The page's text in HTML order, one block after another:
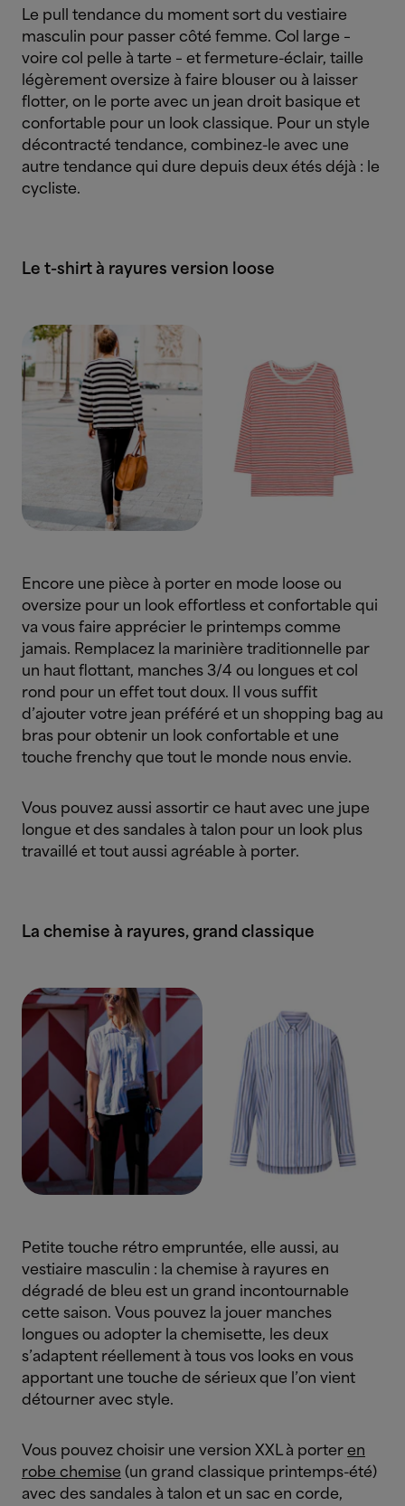
Le pull tendance du moment sort du vestiaire
masculin pour passer côté femme. Col large –
voire col pelle à tarte – et fermeture-éclair, taille
légèrement oversize à faire blouser ou à laisser
flotter, on le porte avec un jean droit basique et
confortable pour un look classique. Pour un style
décontracté tendance, combinez-le avec une
autre tendance qui dure depuis deux étés déjà : le
cycliste.
Le t-shirt à rayures version loose
Encore une pièce à porter en mode loose ou
oversize pour un look effortless et confortable qui
va vous faire apprécier le printemps comme
jamais. Remplacez la marinière traditionnelle par
un haut flottant, manches 3/4 ou longues et col
rond pour un effet tout doux. Il vous suffit
d’ajouter votre jean préféré et un shopping bag au
bras pour obtenir un look confortable et une
touche frenchy que tout le monde nous envie.
Vous pouvez aussi assortir ce haut avec une jupe
longue et des sandales à talon pour un look plus
travaillé et tout aussi agréable à porter.
La chemise à rayures, grand classique
Petite touche rétro empruntée, elle aussi, au
vestiaire masculin : la chemise à rayures en
dégradé de bleu est un grand incontournable
cette saison. Vous pouvez la jouer manches
longues ou adopter la chemisette, les deux
s’adaptent réellement à tous vos looks en vous
apportant une touche de sérieux que l’on vient
détourner avec style.
Vous pouvez choisir une version XXL à porter en
robe chemise (un grand classique printemps-été)
avec des sandales à talon et un sac en corde,